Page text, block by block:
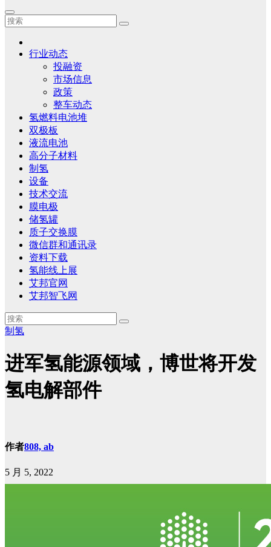
行业动态
投融资
市场信息
政策
整车动态
氢燃料电池堆
双极板
液流电池
高分子材料
制氢
设备
技术交流
膜电极
储氢罐
质子交换膜
微信群和通讯录
资料下载
氢能线上展
艾邦官网
艾邦智飞网
制氢
进军氢能源领域，博世将开发
氢电解部件
作者808, ab
5 月 5, 2022